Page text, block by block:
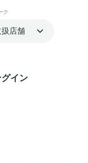
ク
店舗
イン